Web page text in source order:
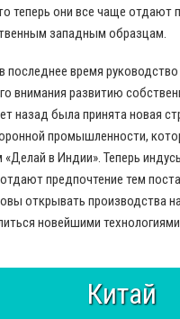
теперь они все чаще отдают
западным образцам.
последнее время
внимания развитию
назад была принята новая
промышленности,
в Индии». Теперь
предпочтение тем
открывать производства
новейшими
Китай